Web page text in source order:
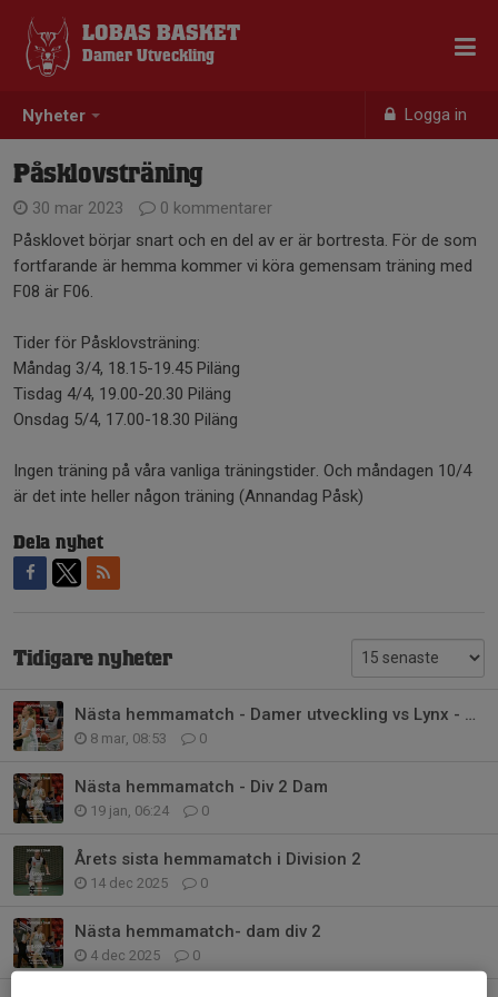
Nyheter Logga in
LOBAS BASKET
Damer Utveckling
Påsklovsträning
30 mar 2023
0 kommentarer
Påsklovet börjar snart och en del av er är bortresta. För de som
fortfarande är hemma kommer vi köra gemensam träning med
F08 är F06.
Tider för Påsklovsträning:
Måndag 3/4, 18.15-19.45 Piläng
Tisdag 4/4, 19.00-20.30 Piläng
Onsdag 5/4, 17.00-18.30 Piläng
Ingen träning på våra vanliga träningstider. Och måndagen 10/4
är det inte heller någon träning (Annandag Påsk)
Dela nyhet
Tidigare nyheter
Nästa hemmamatch - Damer utveckling vs Lynx - Derby
8 mar, 08:53 0
Nästa hemmamatch - Div 2 Dam
19 jan, 06:24 0
Årets sista hemmamatch i Division 2
14 dec 2025 0
Nästa hemmamatch- dam div 2
4 dec 2025 0